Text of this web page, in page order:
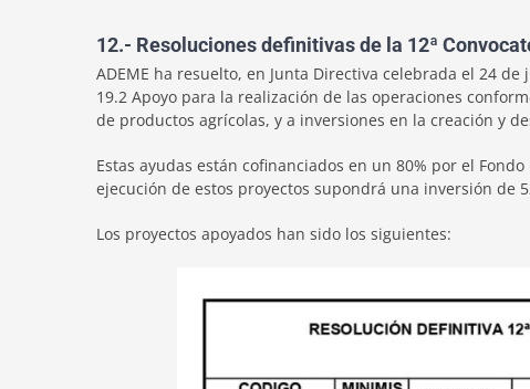
12.- Resoluciones definitivas de la 12ª
ADEME ha resuelto, en Junta Directiva celebrada el 24
19.2 Apoyo para la realización de las operaciones
de productos agrícolas, y a inversiones en la creación y
Estas ayudas están cofinanciados en un 80% por el
ejecución de estos proyectos supondrá una inversión de
Los proyectos apoyados han sido los siguientes: